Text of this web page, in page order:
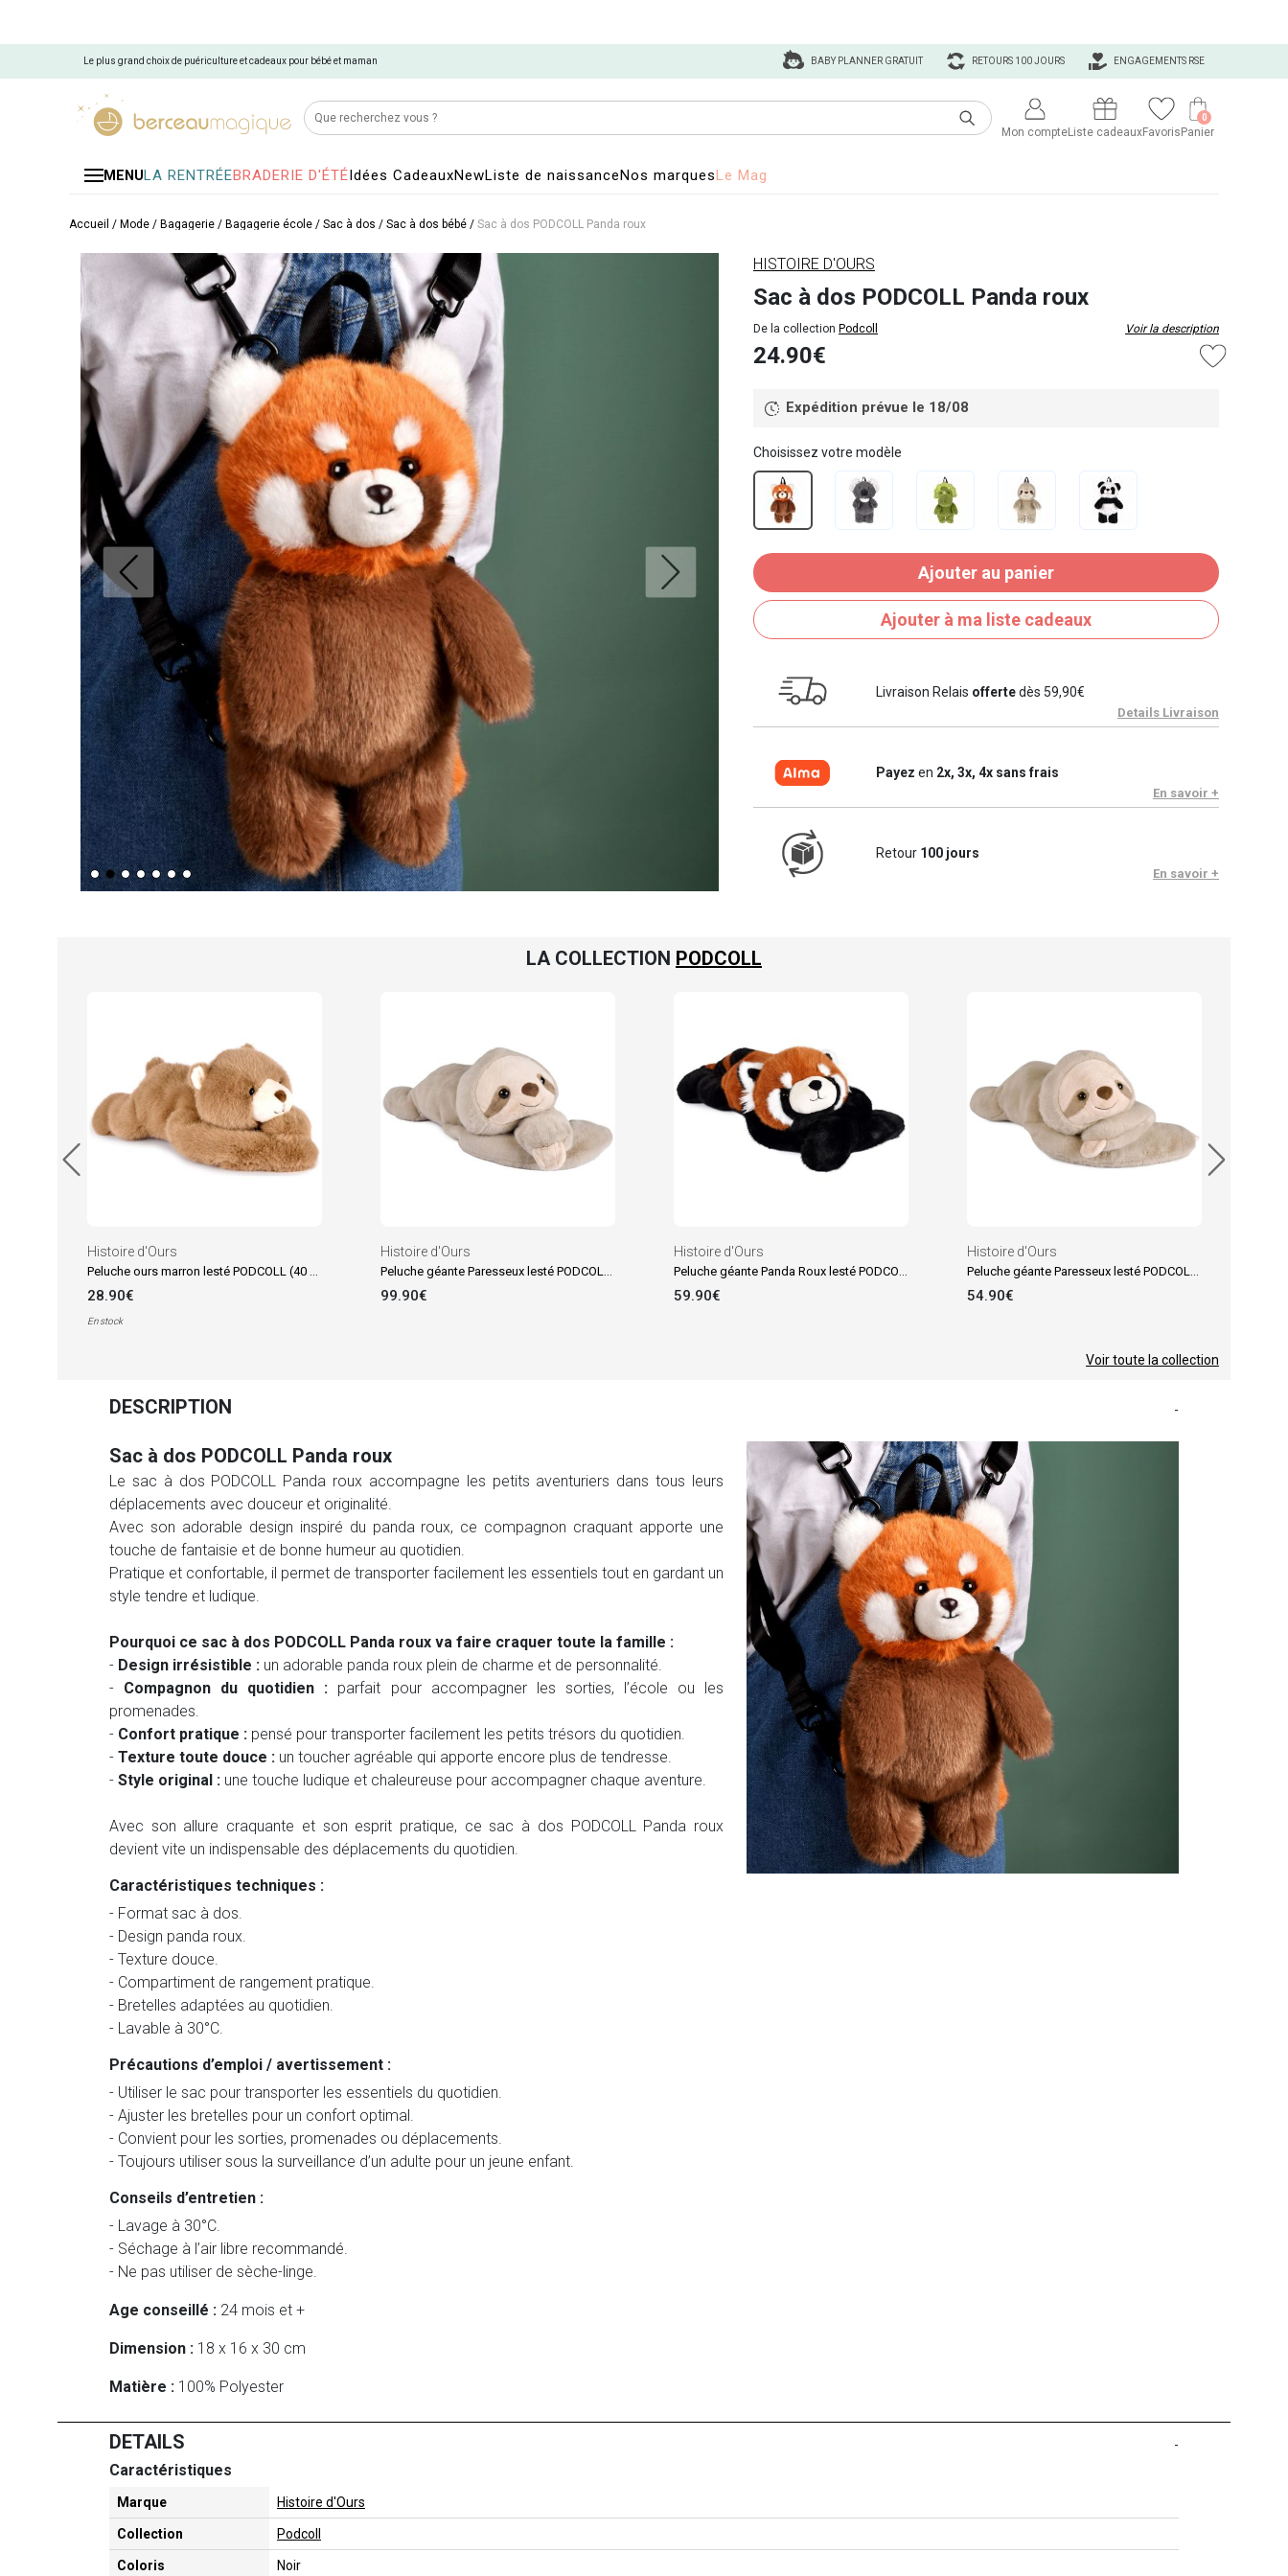
Le plus grand choix de puériculture et cadeaux pour bébé et maman ENGAGEMENTS RSE
RETOURS 100 JOURS
BABY PLANNER GRATUIT
Mon compteListe cadeauxFavoris Panier
0
MENULA RENTRÉEBRADERIE D'ÉTÉIdées CadeauxNewListe de naissanceNos marquesLe Mag
Accueil / Mode / Bagagerie / Bagagerie école / Sac à dos / Sac à dos bébé / Sac à dos PODCOLL Panda roux
HISTOIRE D'OURS
Sac à dos PODCOLL Panda roux
De la collection Podcoll Voir la description
24.90€
Expédition prévue le 18/08
Choisissez votre modèle
Ajouter au panier
Ajouter à ma liste cadeaux
Livraison Relais offertedès 59,90€
Details Livraison
Payez en 2x, 3x, 4x sans frais
En savoir +
Retour 100 jours
En savoir +
LA COLLECTION PODCOLL
Histoire d'Ours
28.90€
En stock
Histoire d'Ours
99.90€
Histoire d'Ours
59.90€
Histoire d'Ours
54.90€
Voir toute la collection
DESCRIPTION -
Sac à dos PODCOLL Panda roux
Le sac à dos PODCOLL Panda roux accompagne les petits aventuriers dans tous leurs
déplacements avec douceur et originalité.
Avec son adorable design inspiré du panda roux, ce compagnon craquant apporte une
touche de fantaisie et de bonne humeur au quotidien.
Pratique et confortable, il permet de transporter facilement les essentiels tout en gardant un
style tendre et ludique.
Pourquoi ce sac à dos PODCOLL Panda roux va faire craquer toute la famille :
- Design irrésistible : un adorable panda roux plein de charme et de personnalité.
- Compagnon du quotidien : parfait pour accompagner les sorties, l’école ou les
promenades.
- Confort pratique : pensé pour transporter facilement les petits trésors du quotidien.
- Texture toute douce : un toucher agréable qui apporte encore plus de tendresse.
- Style original : une touche ludique et chaleureuse pour accompagner chaque aventure.
Avec son allure craquante et son esprit pratique, ce sac à dos PODCOLL Panda roux
devient vite un indispensable des déplacements du quotidien.
Caractéristiques techniques :
- Format sac à dos.
- Design panda roux.
- Texture douce.
- Compartiment de rangement pratique.
- Bretelles adaptées au quotidien.
- Lavable à 30°C.
Précautions d’emploi / avertissement :
- Utiliser le sac pour transporter les essentiels du quotidien.
- Ajuster les bretelles pour un confort optimal.
- Convient pour les sorties, promenades ou déplacements.
- Toujours utiliser sous la surveillance d’un adulte pour un jeune enfant.
Conseils d’entretien :
- Lavage à 30°C.
- Séchage à l’air libre recommandé.
- Ne pas utiliser de sèche-linge.
Age conseillé : 24 mois et +
Dimension : 18 x 16 x 30 cm
Matière : 100% Polyester
DETAILS -
Caractéristiques
Marque Histoire d'Ours
Collection Podcoll
Coloris Noir